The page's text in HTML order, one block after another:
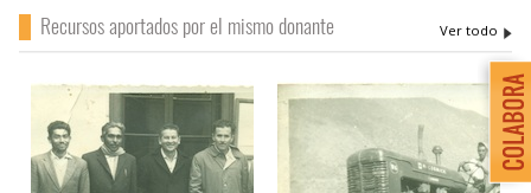
Recursos aportados por el mismo donante